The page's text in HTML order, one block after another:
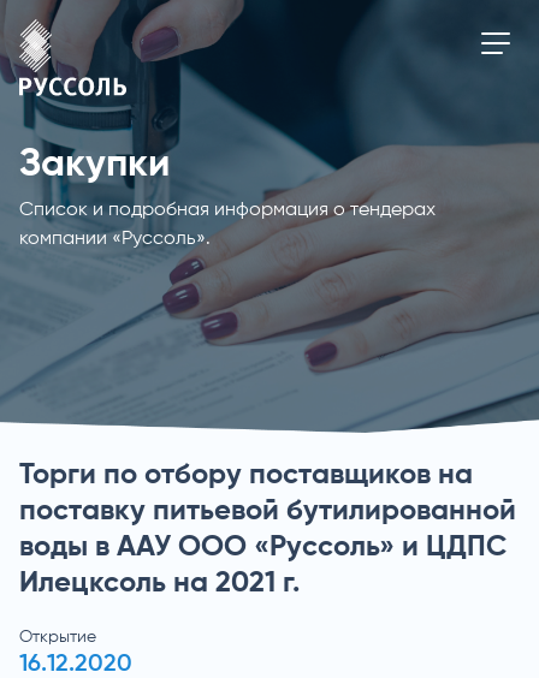
Закупки
Список и подробная информация о тендерах
компании «Руссоль».
Торги по отбору поставщиков на
поставку питьевой бутилированной
воды в ААУ ООО «Руссоль» и ЦДПС
Илецксоль на 2021 г.
Открытие
16.12.2020